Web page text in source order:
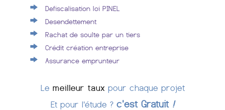
Defiscalisation loi PINEL
Desendettement
Rachat de soulte par un tiers
Crédit création entreprise
Assurance emprunteur
Le meilleur taux pour chaque projet
Et pour l'étude ? c'est Gratuit !